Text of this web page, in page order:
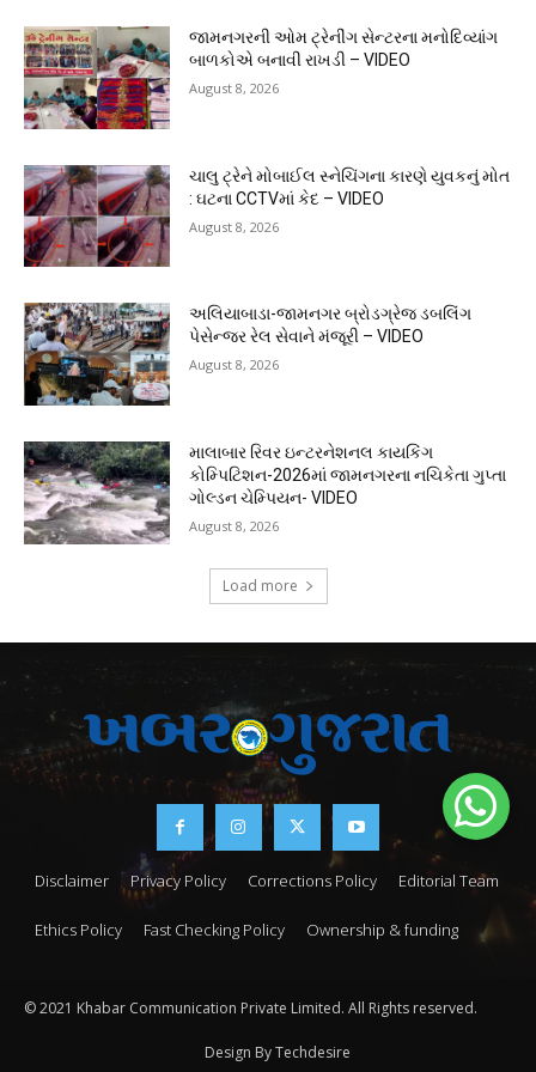
જામનગરની ઓમ ટ્રેનીંગ સેન્ટરના મનોદિવ્યાંગ
બાળકોએ બનાવી રાખડી – VIDEO
August 8, 2026
ચાલુ ટ્રેને મોબાઈલ સ્નેચિંગના કારણે યુવકનું મોત
: ઘટના CCTVમાં કેદ – VIDEO
August 8, 2026
અલિયાબાડા-જામનગર બ્રોડગ્રેજ ડબલિંગ
પેસેન્જર રેલ સેવાને મંજૂરી – VIDEO
August 8, 2026
માલાબાર રિવર ઇન્ટરનેશનલ કાયકિંગ
કોમ્પિટિશન-2026માં જામનગરના નચિકેતા ગુપ્તા
ગોલ્ડન ચેમ્પિયન- VIDEO
August 8, 2026
Load more
Disclaimer Privacy Policy Corrections Policy Editorial Team
Ethics Policy Fast Checking Policy Ownership & funding
© 2021 Khabar Communication Private Limited. All Rights reserved.
Design By Techdesire